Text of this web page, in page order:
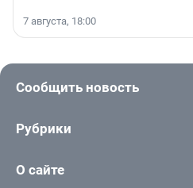
7 августа, 18:00
Сообщить новость
Рубрики
О сайте